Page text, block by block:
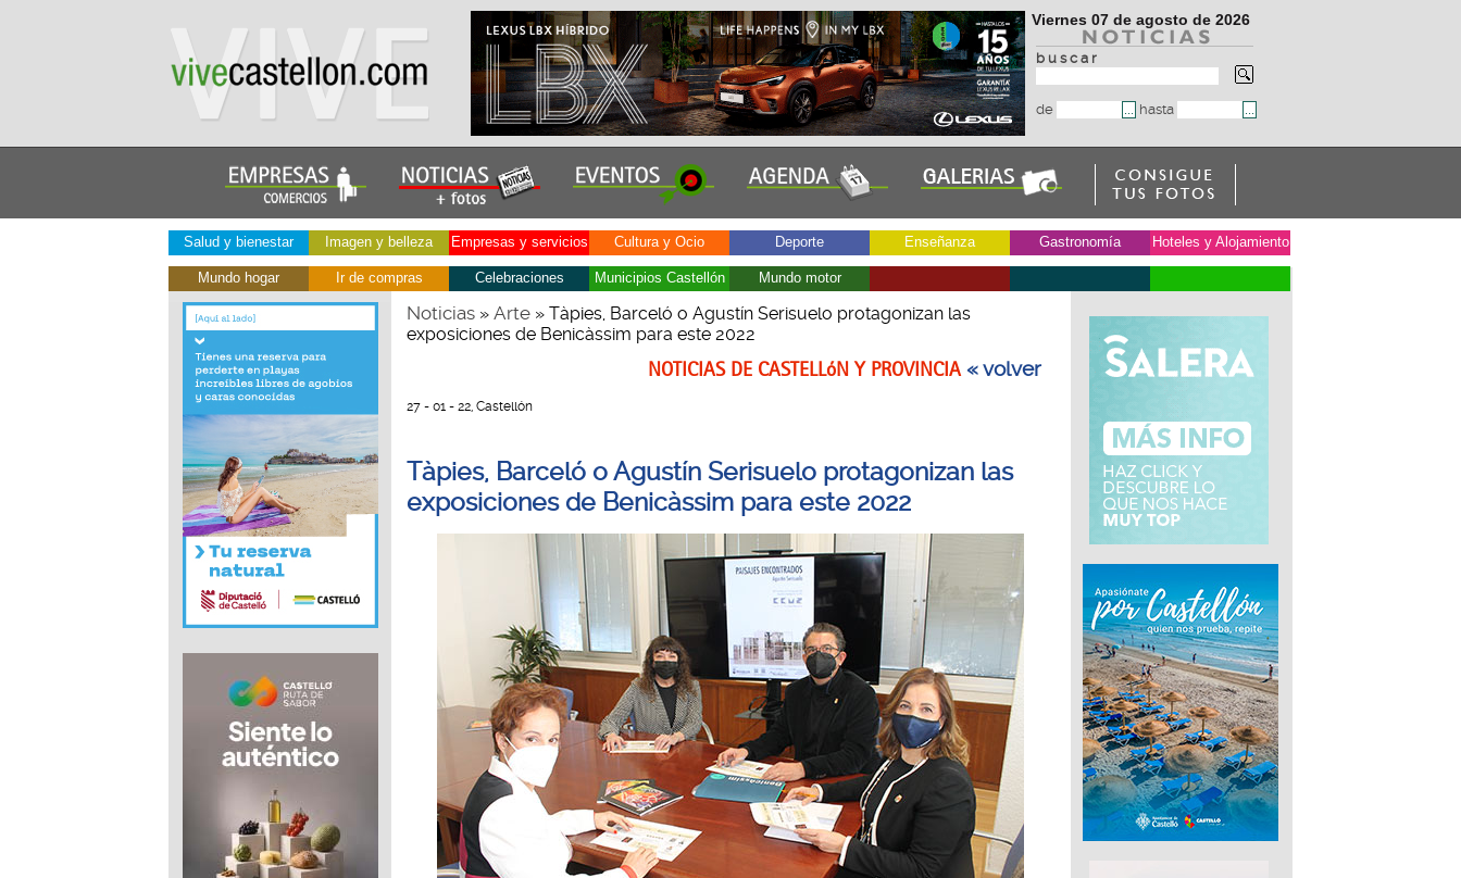
Viernes 07 de agosto de 2026
b u s c a r
de hasta
Salud y bienestar Imagen y belleza Empresas y servicios Cultura y Ocio Deporte Enseñanza Gastronomía Hoteles y Alojamiento
Mundo hogar Ir de compras Celebraciones Municipios Castellón Mundo motor
Noticias» Arte» Tàpies, Barceló o Agustín Serisuelo protagonizan las
exposiciones de Benicàssim para este 2022
NOTICIAS DE CASTELLóN Y PROVINCIA« volver
27 - 01 - 22, Castellón
Tàpies, Barceló o Agustín Serisuelo protagonizan las
exposiciones de Benicàssim para este 2022